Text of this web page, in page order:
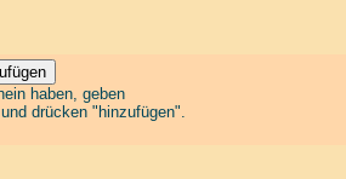
haben, geben
drücken "hinzufügen".